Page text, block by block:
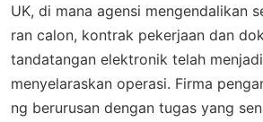
UK, di mana agensi mengendalikan
ran calon, kontrak pekerjaan dan
tandatangan elektronik telah
menyelaraskan operasi. Firma
ng berurusan dengan tugas yang